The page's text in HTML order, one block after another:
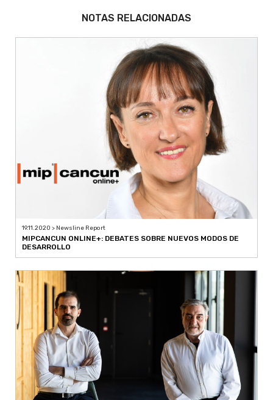
NOTAS RELACIONADAS
19.11.2020 > Newsline Report
MIPCANCUN ONLINE+: DEBATES SOBRE NUEVOS MODOS DE
DESARROLLO